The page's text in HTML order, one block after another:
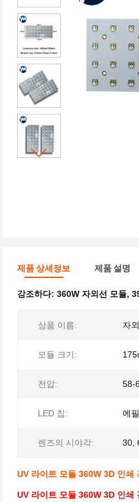
제품 상세정보 제품 설명
강조하다: 360W 자외선 모듈,
상품 이름: 자
모듈 크기:
전압: 58-
LED 칩: 에
렌즈의 시야각: 30,
UV 라이트 모듈 360W 3D 인
UV 라이트 모듈 360W 3D 인